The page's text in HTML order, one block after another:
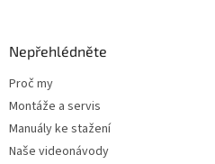
Nepřehlédněte
Proč my
Montáže a servis
Manuály ke stažení
Naše videonávody